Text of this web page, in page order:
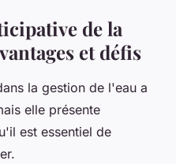
de la
et défis
la gestion de l'eau a
elle présente
est essentiel de